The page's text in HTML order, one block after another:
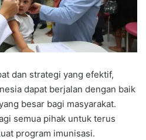
dan strategi yang efektif,
dapat berjalan dengan baik
besar bagi masyarakat.
semua pihak untuk terus
program imunisasi.